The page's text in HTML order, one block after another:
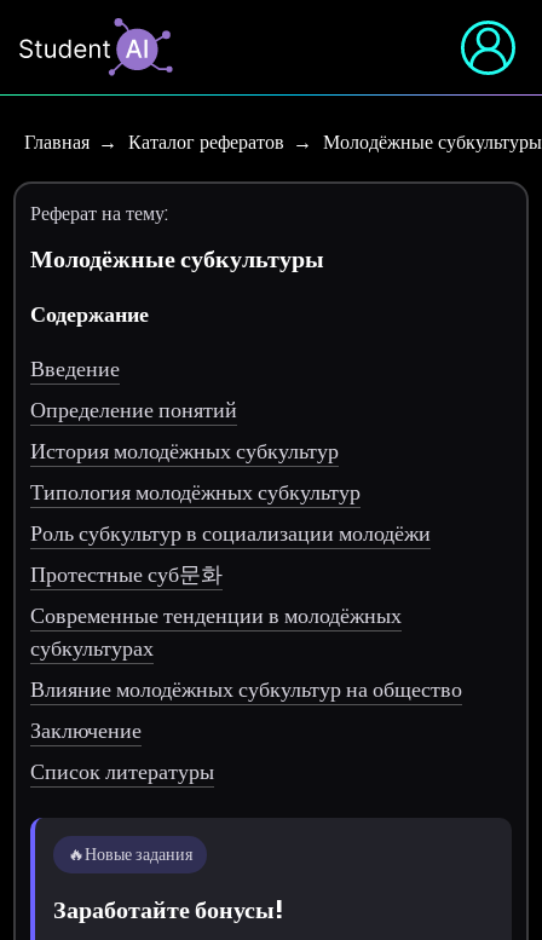
Главная Каталог рефератов Молодёжные субкультуры
Реферат на тему:
Молодёжные субкультуры
Содержание
Введение
Определение понятий
История молодёжных субкультур
Типология молодёжных субкультур
Роль субкультур в социализации молодёжи
Протестные суб문화
Современные тенденции в молодёжных
субкультурах
Влияние молодёжных субкультур на общество
Заключение
Список литературы
🔥Новые задания
Заработайте бонусы!